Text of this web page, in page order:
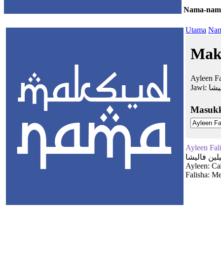
Nama-
Utama
Ayleen
Jawi:
Ayleen
فاليشا
Ayleen:
Falisha: